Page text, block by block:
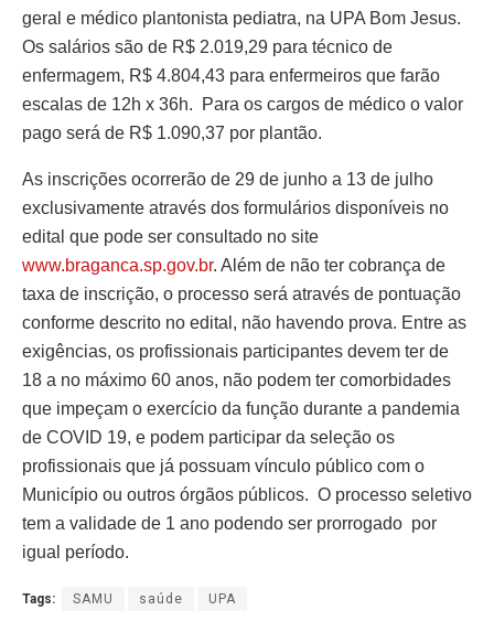
geral e médico plantonista pediatra, na UPA Bom Jesus.
Os salários são de R$ 2.019,29 para técnico de
enfermagem, R$ 4.804,43 para enfermeiros que farão
escalas de 12h x 36h. Para os cargos de médico o valor
pago será de R$ 1.090,37 por plantão.
As inscrições ocorrerão de 29 de junho a 13 de julho
exclusivamente através dos formulários disponíveis no
edital que pode ser consultado no site
www.braganca.sp.gov.br. Além de não ter cobrança de
taxa de inscrição, o processo será através de pontuação
conforme descrito no edital, não havendo prova. Entre as
exigências, os profissionais participantes devem ter de
18 a no máximo 60 anos, não podem ter comorbidades
que impeçam o exercício da função durante a pandemia
de COVID 19, e podem participar da seleção os
profissionais que já possuam vínculo público com o
Município ou outros órgãos públicos. O processo seletivo
tem a validade de 1 ano podendo ser prorrogado por
igual período.
Tags: SAMU saúde UPA